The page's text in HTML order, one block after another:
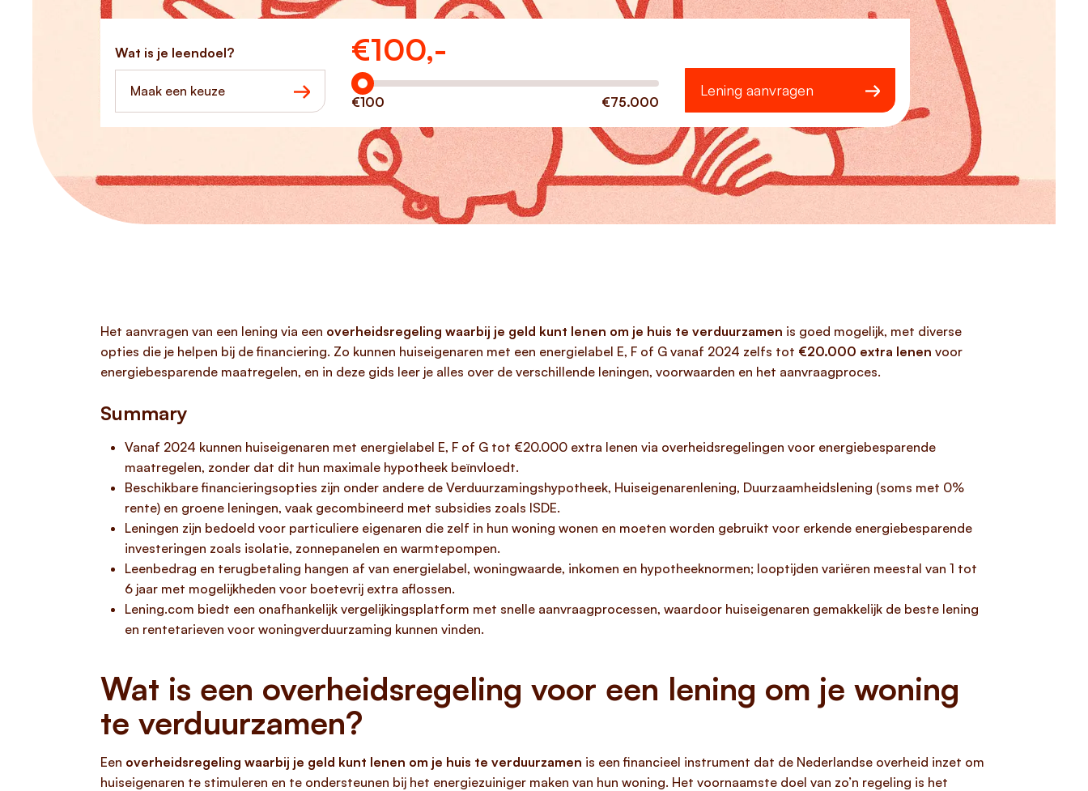
Wat is je leendoel?
Maak een keuze
€100,-
Hoeveel wilt u lenen?
€100 €75.000
Lening aanvragen
Het aanvragen van een lening via een overheidsregeling waarbij je geld kunt lenen om je huis te verduurzamen is goed mogelijk, met diverse
opties die je helpen bij de financiering. Zo kunnen huiseigenaren met een energielabel E, F of G vanaf 2024 zelfs tot €20.000 extra lenen voor
energiebesparende maatregelen, en in deze gids leer je alles over de verschillende leningen, voorwaarden en het aanvraagproces.
Summary
Vanaf 2024 kunnen huiseigenaren met energielabel E, F of G tot €20.000 extra lenen via overheidsregelingen voor energiebesparende
maatregelen, zonder dat dit hun maximale hypotheek beïnvloedt.
Beschikbare financieringsopties zijn onder andere de Verduurzamingshypotheek, Huiseigenarenlening, Duurzaamheidslening (soms met 0%
rente) en groene leningen, vaak gecombineerd met subsidies zoals ISDE.
Leningen zijn bedoeld voor particuliere eigenaren die zelf in hun woning wonen en moeten worden gebruikt voor erkende energiebesparende
investeringen zoals isolatie, zonnepanelen en warmtepompen.
Leenbedrag en terugbetaling hangen af van energielabel, woningwaarde, inkomen en hypotheeknormen; looptijden variëren meestal van 1 tot
6 jaar met mogelijkheden voor boetevrij extra aflossen.
Lening.com biedt een onafhankelijk vergelijkingsplatform met snelle aanvraagprocessen, waardoor huiseigenaren gemakkelijk de beste lening
en rentetarieven voor woningverduurzaming kunnen vinden.
Wat is een overheidsregeling voor een lening om je woning
te verduurzamen?
Een overheidsregeling waarbij je geld kunt lenen om je huis te verduurzamen is een financieel instrument dat de Nederlandse overheid inzet om
huiseigenaren te stimuleren en te ondersteunen bij het energiezuiniger maken van hun woning. Het voornaamste doel van zo’n regeling is het